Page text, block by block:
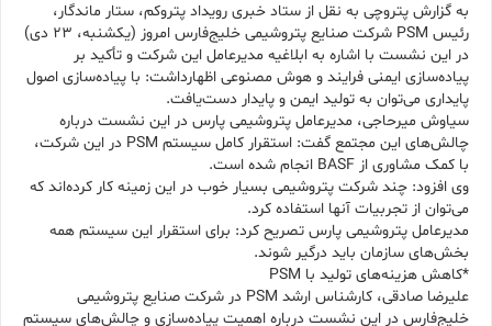
به گزارش پتروچی به نقل از ستاد خبری رویداد پتروکم، ستار ماندگار،
رئیس PSM شرکت صنایع پتروشیمی خلیج‌فارس امروز (یکشنبه، ۲۳ دی)
در این نشست با اشاره به ابلاغیه مدیرعامل این شرکت و تأکید بر
پیاده‌سازی ایمنی فرایند و هوش مصنوعی اظهارداشت: با پیاده‌سازی اصول
پایداری می‌توان به تولید ایمن و پایدار دست‌یافت.
سیاوش میرحاجی، مدیرعامل پتروشیمی پارس در این نشست درباره
چالش‌های این مجتمع گفت: استقرار کامل سیستم PSM در این شرکت،
با کمک مشاوری از BASF انجام شده است.
وی افزود: چند شرکت پتروشیمی بسیار خوب در این زمینه کار کرده‌اند که
می‌توان از تجربیات آنها استفاده کرد.
مدیرعامل پتروشیمی پارس تصریح کرد: برای استقرار این سیستم همه
بخش‌های سازمان باید درگیر شوند.
*کاهش هزینه‌های تولید با PSM
علیرضا صادقی، کارشناس ارشد PSM در شرکت صنایع پتروشیمی
خلیج‌فارس در این نشست درباره اهمیت پیاده‌سازی و چالش‌های سیستم